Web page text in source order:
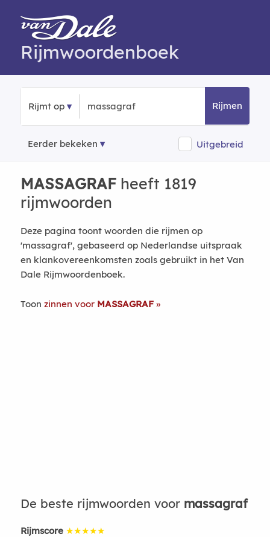
Rijmwoordenboek
Rijmt op Rijmen
Eerder bekeken Uitgebreid
MASSAGRAFheeft 1819
rijmwoorden
Deze pagina toont woorden die rijmen op
'massagraf', gebaseerd op Nederlandse uitspraak
en klankovereenkomsten zoals gebruikt in het Van
Dale Rijmwoordenboek.
Toon zinnen voor MASSAGRAF
De beste rijmwoorden voor massagraf
Rijmscore ★★★★★